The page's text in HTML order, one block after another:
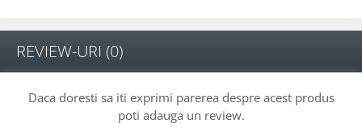
REVIEW-URI (0)
Daca doresti sa iti exprimi parerea despre acest produs
poti adauga un review.